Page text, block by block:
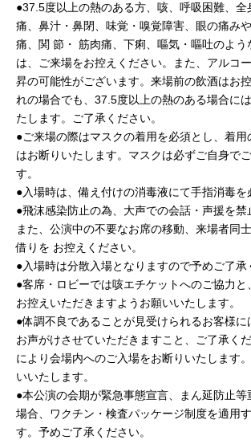
●37.5度以上の熱のある方、咳、呼吸困難、全
痛、鼻汁・鼻閉、味覚・嗅覚障害、眼の痛み
痛、関 節・ 筋肉痛、下痢、嘔気・嘔吐のよう
は、ご来場をお控えください。また、アルコ
昇の可能性がございます。来場前の飲酒はお
れの場合でも、37.5度以上の熱のある場合に
たします。ご了承ください。
●ご来場の際はマスクの着用を必須とし、着
はお断りいたします。マスクは必ずご自身で
す。
●入場時は、備え付けの消毒液にて手指消毒を
●飛沫感染防止の為、大声での会話・声援を禁
また、公演中の不要なお席の移動、来場者同
借りを お控えください。
●入場時は分散入場となりますので予めご了承
●客席・ロビーでは咳エチケットへのご協力と
お控えいただきますようお願いいたします。
●体調不良であることが見受けられるお客様に
お声がけさせていただきますこと、ご了承く
により会場内へのご入場をお断りいたします
いいたします。
●本公演の会期が緊急事態宣言、まん延防止等
場合、ワクチン・検査パッケージ制度を適用
す。予めご了承ください。